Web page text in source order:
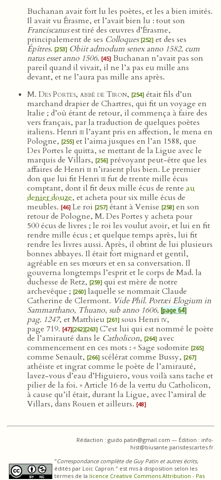
Buchanan avait fort lu les poètes, et les a bien imités.
Il avait vu Érasme, et l’avait bien lu : tout son
Franciscanusest tiré des œuvres d’Érasme,
principalement de ses Colloques [252] et des ses
Épîtres. [253] Obiit admodum senex anno 1582, cum
natus esset anno 1506. [45] Buchanan n’avait pas son
pareil quand il vivait, il ne l’a pas eu mille ans
devant, et ne l’aura pas mille ans après.
M. Des Portes, abbé de Tiron, [254] était fils d’un
marchand drapier de Chartres, qui fit un voyage en
Italie ; d’où étant de retour, il commença à faire des
vers français, par la traduction de quelques poètes
italiens. Henri iiil’ayant pris en affection, le mena en
Pologne, [255] et l’aima jusques en l’an 1588, que
Des Portes le quitta, se mettant de la Ligue avec le
marquis de Villars, [256] prévoyant peut-être que les
affaires de Henri iiin’iraient plus bien. Le premier
don que lui fit Henri iiifut de trente mille écus
comptant, dont il fit deux mille écus de rente au
denier douze, et acheta pour six mille écus de
meubles. [46] Le roi [257] étant à Venise [258] en son
retour de Pologne, M. Des Portes y acheta pour
500 écus de livres ; le roi les voulut avoir, et lui en fit
rendre mille écus ; et quelque temps après, lui fit
rendre les livres aussi. Après, il obtint de lui plusieurs
bonnes abbayes. Il était fort mignard et gentil,
agréable en ses mœurs et en sa conversation. Il
gouverna longtemps l’esprit et le corps de Mad. la
duchesse de Retz, [259] qui est mère de notre
archevêque ; [260] laquelle se nommait Claude
Catherine de Clermont. Vide Phil. Portæi Elogium in
Sammarthano, Thuano, sub anno 1606, [page 64]
pag. 1247, et Matthieu [261] sous Henri iv,
page 719. [47][262][263] C’est lui qui est nommé le poète
de l’amirauté dans le Catholicon, [264] avec
commencement en ces mots : « Sage sodomite [265]
comme Senault, [266] scélérat comme Bussy, [267]
athéiste et ingrat comme le poète de l’amirauté,
lavez-vous d’eau d’Higuiero, vous voilà sans tache et
pilier de la foi. » Article 16 de la vertu du Catholicon,
à cause qu’il était, durant la Ligue, avec l’amiral de
Villars, dans Rouen et ailleurs. [48]
Rédaction : guido.patin@gmail.com — Édition : info-
hist@biusante.parisdescartes.fr
"Correspondance complète de Guy Patin et autres écrits,
édités par Loïc Capron." est mis à disposition selon les
termes de la licence Creative Commons Attribution - Pas